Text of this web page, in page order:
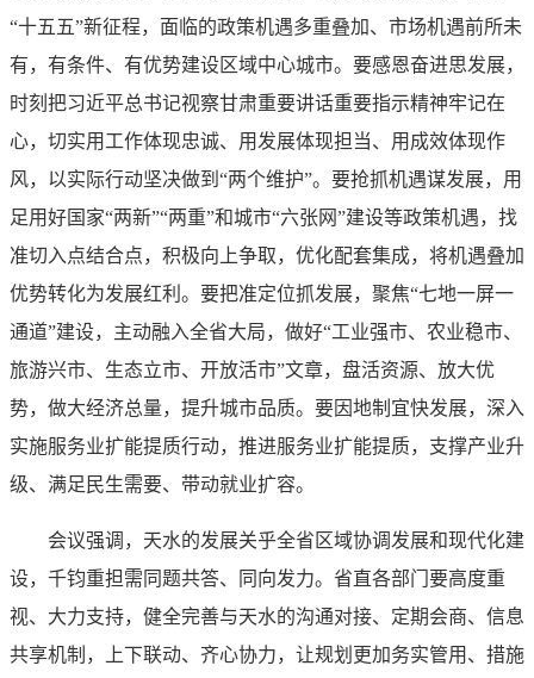
“十五五”新征程，面临的政策机遇多重叠加、市场机遇前所未
有，有条件、有优势建设区域中心城市。要感恩奋进思发展，
时刻把习近平总书记视察甘肃重要讲话重要指示精神牢记在
心，切实用工作体现忠诚、用发展体现担当、用成效体现作
风，以实际行动坚决做到“两个维护”。要抢抓机遇谋发展，用
足用好国家“两新”“两重”和城市“六张网”建设等政策机遇，找
准切入点结合点，积极向上争取，优化配套集成，将机遇叠加
优势转化为发展红利。要把准定位抓发展，聚焦“七地一屏一
通道”建设，主动融入全省大局，做好“工业强市、农业稳市、
旅游兴市、生态立市、开放活市”文章，盘活资源、放大优
势，做大经济总量，提升城市品质。要因地制宜快发展，深入
实施服务业扩能提质行动，推进服务业扩能提质，支撑产业升
级、满足民生需要、带动就业扩容。
会议强调，天水的发展关乎全省区域协调发展和现代化建
设，千钧重担需同题共答、同向发力。省直各部门要高度重
视、大力支持，健全完善与天水的沟通对接、定期会商、信息
共享机制，上下联动、齐心协力，让规划更加务实管用、措施